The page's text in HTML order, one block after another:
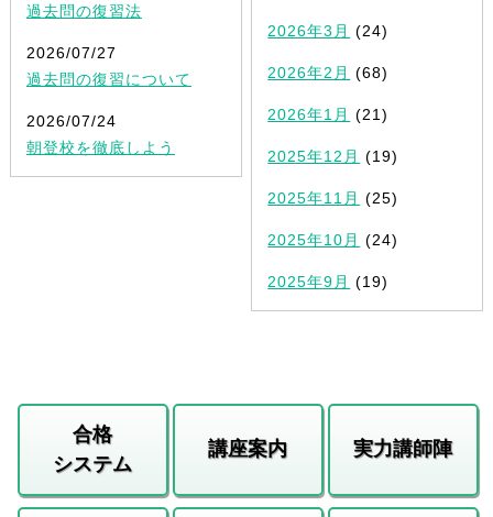
過去問の復習法
2026/07/27
過去問の復習について
2026/07/24
朝登校を徹底しよう
2026年3月 (24)
2026年2月 (68)
2026年1月 (21)
2025年12月 (19)
2025年11月 (25)
2025年10月 (24)
2025年9月 (19)
合格
システム
講座案内 実力講師陣